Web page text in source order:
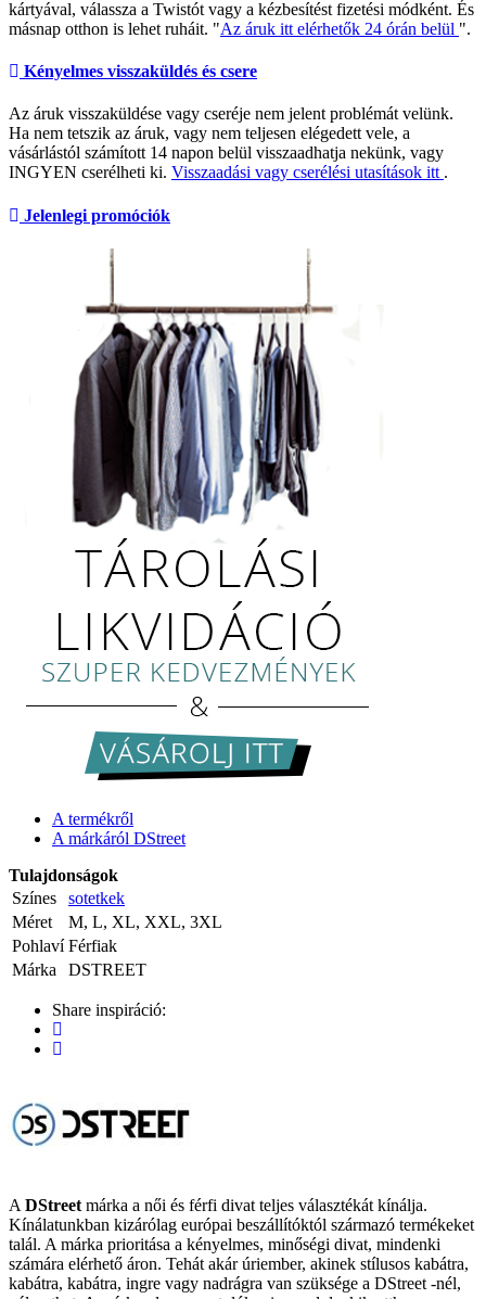
kártyával, válassza a Twistót vagy a kézbesítést fizetési módként. És
másnap otthon is lehet ruháit. "Az áruk itt elérhetők 24 órán belül ".
Kényelmes visszaküldés és csere
Az áruk visszaküldése vagy cseréje nem jelent problémát velünk.
Ha nem tetszik az áruk, vagy nem teljesen elégedett vele, a
vásárlástól számított 14 napon belül visszaadhatja nekünk, vagy
INGYEN cserélheti ki. Visszaadási vagy cserélési utasítások itt .
Jelenlegi promóciók
A termékről
A márkáról DStreet
Tulajdonságok
Színes
sotetkek
Méret
M, L, XL, XXL, 3XL
Pohlaví Férfiak
Márka
DSTREET
Share inspiráció:
A DStreet márka a női és férfi divat teljes választékát kínálja.
Kínálatunkban kizárólag európai beszállítóktól származó termékeket
talál. A márka prioritása a kényelmes, minőségi divat, mindenki
számára elérhető áron. Tehát akár úriember, akinek stílusos kabátra,
kabátra, kabátra, ingre vagy nadrágra van szüksége a DStreet -nél,